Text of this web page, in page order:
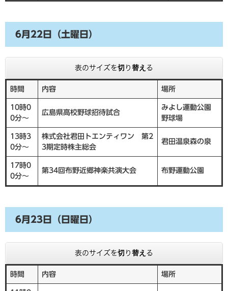
6月22日（土曜日）
表のサイズを切り替える
時間 内容 場所
10時0
0分～
広島県高校野球招待試合
みよし運動公園
野球場
13時3
0分～
株式会社君田トエンティワン 第2
3期定時株主総会
君田温泉森の泉
17時0
0分～
第34回布野近郷神楽共演大会 布野運動公園
6月23日（日曜日）
表のサイズを切り替える
時間 内容 場所